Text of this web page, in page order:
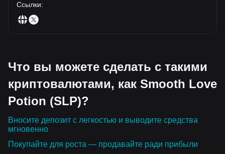
Ссылки:
Что вы можете сделать с такими
криптовалютами, как Smooth Love
Potion (SLP)?
Вносите депозит с легкостью и выводите средства
мгновенно
Покупайте для роста — продавайте ради прибыли